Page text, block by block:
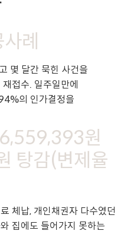
례
몇 달간 묵힌 사건을
접수. 일주일만에
의 인가결정을
원
탕감(변제율
체납, 개인채권자 다수였던
집에도 들어가지 못하는